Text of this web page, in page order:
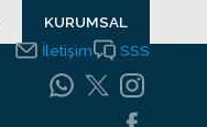
KURUMSAL
İletişim SSS